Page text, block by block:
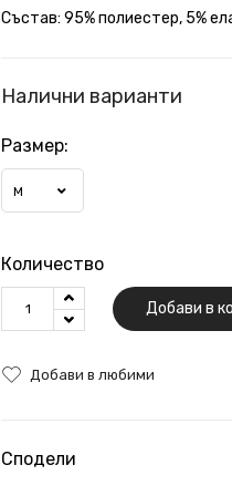
Състав: 95% полиестер, 5%
Налични варианти
Размер:
M
Количество
Добави в
Добави в любими
Сподели